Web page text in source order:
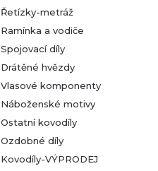
Řetízky-metráž
Ramínka a vodiče
Spojovací díly
Drátěné hvězdy
Vlasové komponenty
Náboženské motivy
Ostatní kovodíly
Ozdobné díly
Kovodíly-VÝPRODEJ